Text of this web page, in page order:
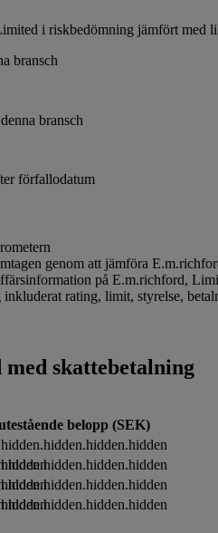
i riskbedömning jämfört med
bransch
bransch
förfallodatum
genom att jämföra
på E.m.richford,
rating, limit, styrelse,
skattebetalning
belopp (SEK)